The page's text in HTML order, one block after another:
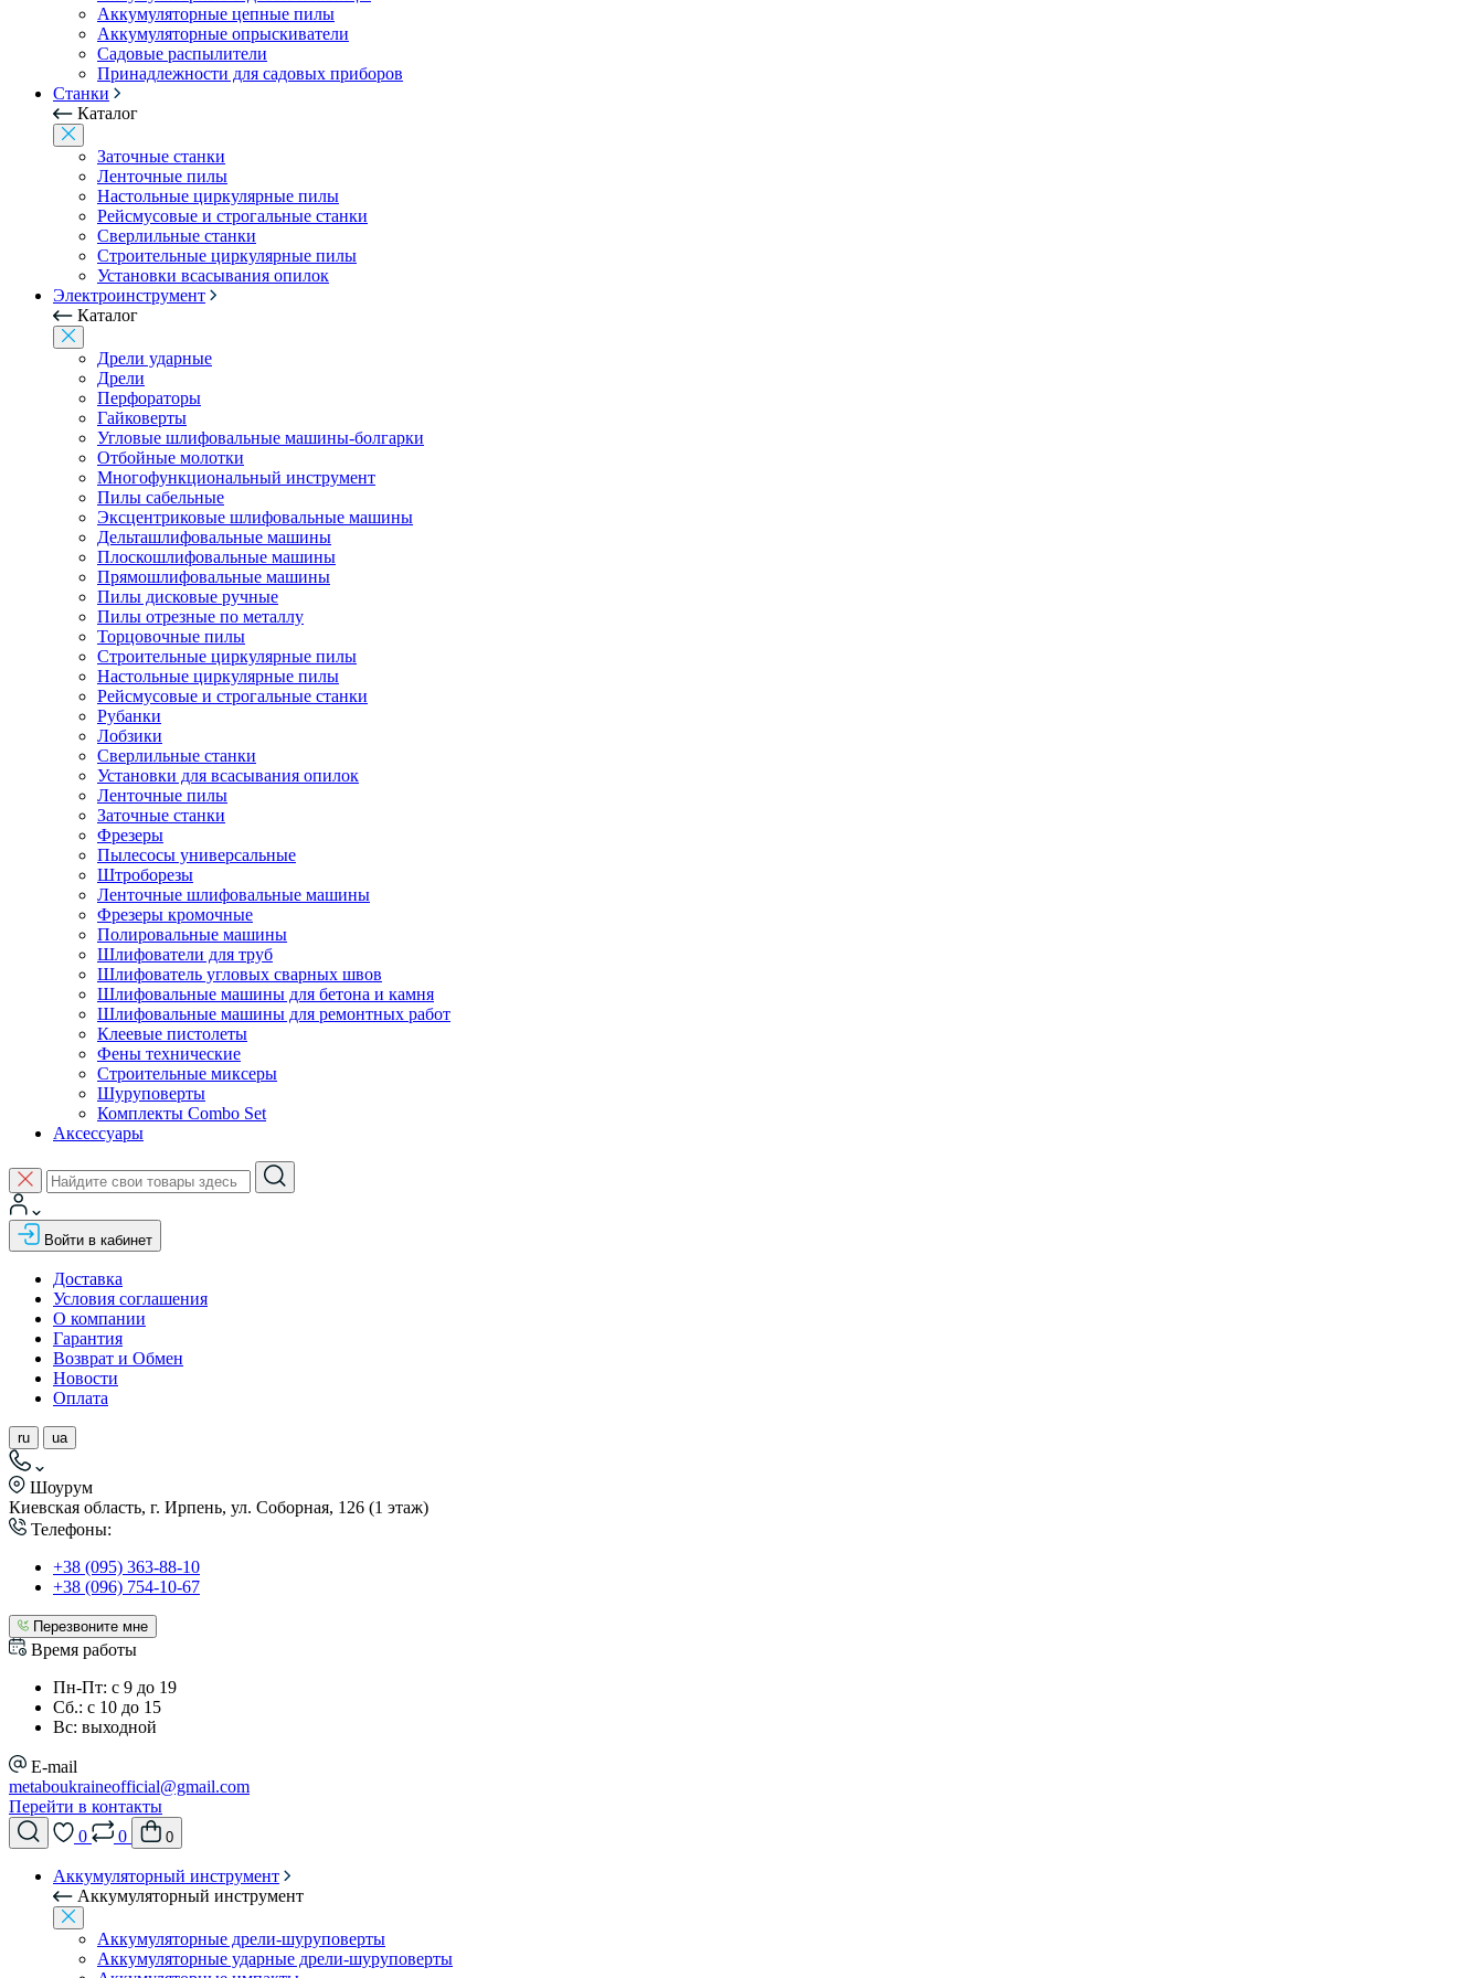
Аккумуляторные цепные пилы
Аккумуляторные опрыскиватели
Садовые распылители
Принадлежности для садовых приборов
Станки
Каталог
Заточные станки
Ленточные пилы
Настольные циркулярные пилы
Рейсмусовые и строгальные станки
Сверлильные станки
Строительные циркулярные пилы
Установки всасывания опилок
Электроинструмент
Каталог
Дрели ударные
Дрели
Перфораторы
Гайковерты
Угловые шлифовальные машины-болгарки
Отбойные молотки
Многофункциональный инструмент
Пилы сабельные
Эксцентриковые шлифовальные машины
Дельташлифовальные машины
Плоскошлифовальные машины
Прямошлифовальные машины
Пилы дисковые ручные
Пилы отрезные по металлу
Торцовочные пилы
Строительные циркулярные пилы
Настольные циркулярные пилы
Рейсмусовые и строгальные станки
Рубанки
Лобзики
Сверлильные станки
Установки для всасывания опилок
Ленточные пилы
Заточные станки
Фрезеры
Пылесосы универсальные
Штроборезы
Ленточные шлифовальные машины
Фрезеры кромочные
Полировальные машины
Шлифователи для труб
Шлифователь угловых сварных швов
Шлифовальные машины для бетона и камня
Шлифовальные машины для ремонтных работ
Клеевые пистолеты
Фены технические
Строительные миксеры
Шуруповерты
Комплекты Combo Set
Аксессуары
Войти в кабинет
Доставка
Условия соглашения
О компании
Гарантия
Возврат и Обмен
Новости
Оплата
ru ua
Шоурум
Киевская область, г. Ирпень, ул. Соборная, 126 (1 этаж)
Телефоны:
+38 (095) 363-88-10
+38 (096) 754-10-67
Перезвоните мне
Время работы
Пн-Пт: с 9 до 19
Сб.: с 10 до 15
Вс: выходной
E-mail
metaboukraineofficial@gmail.com
Перейти в контакты
0
0 0
Аккумуляторный инструмент
Аккумуляторный инструмент
Аккумуляторные дрели-шуруповерты
Аккумуляторные ударные дрели-шуруповерты